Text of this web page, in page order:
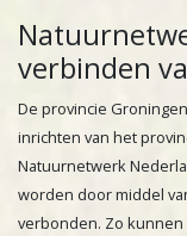
verbinden
De provincie
inrichten van het
Natuurnetwerk
worden door middel
verbonden. Zo